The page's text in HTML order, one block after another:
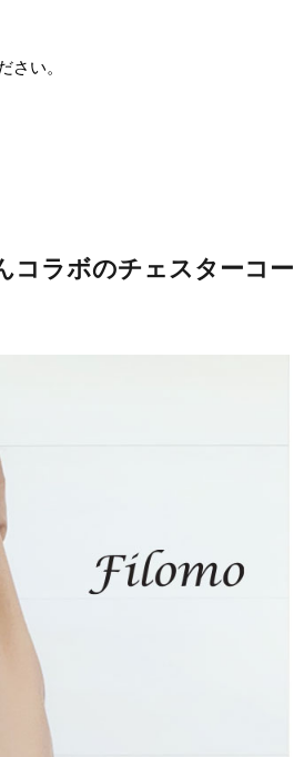
い。
コラボのチェスターコー